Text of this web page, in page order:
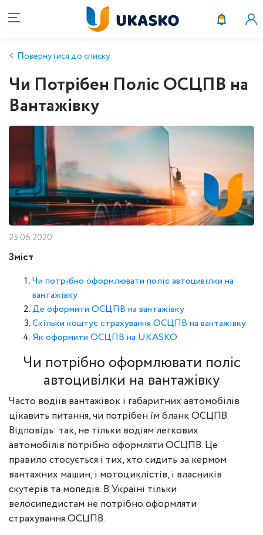
Повернутися до списку
Чи Потрібен Поліс ОСЦПВ на
Вантажівку
25.06.2020
Зміст
Чи потрібно оформлювати поліс автоцивілки на
вантажівку
Де оформити ОСЦПВ на вантажівку
Скільки коштує страхування ОСЦПВ на вантажівку
Як оформити ОСЦПВ на UKASKO
Чи потрібно оформлювати поліс
автоцивілки на вантажівку
Часто водіїв вантажівок і габаритних автомобілів
цікавить питання, чи потрібен їм бланк ОСЦПВ.
Відповідь: так, не тільки водіям легкових
автомобілів потрібно оформляти ОСЦПВ. Це
правило стосується і тих, хто сидить за кермом
вантажних машин, і мотоциклістів, і власників
скутерів та мопедів. В Україні тільки
велосипедистам не потрібно оформляти
страхування ОСЦПВ.